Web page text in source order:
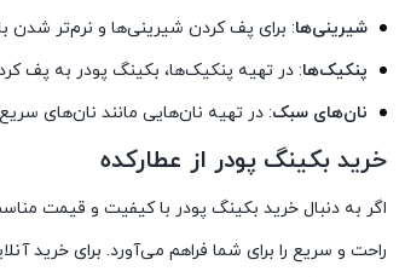
شیرینی‌ها: برای پف کردن شیرینی‌ها و نرم‌تر شدن
پنکیک‌ها: در تهیه پنکیک‌ها، بکینگ پودر به پف
نان‌های سبک: در تهیه نان‌هایی مانند نان‌های
خرید بکینگ پودر از عطارکده
اگر به دنبال خرید بکینگ پودر با کیفیت و قیمت
راحت و سریع را برای شما فراهم می‌آورد. برای خرید